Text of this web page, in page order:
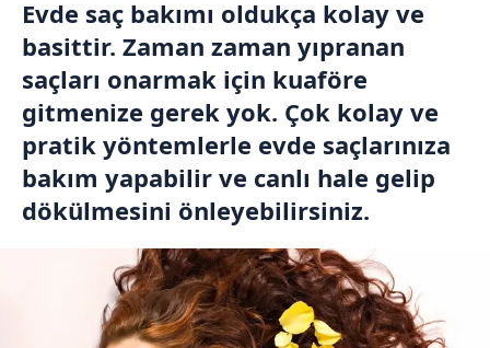
Evde saç bakımı oldukça kolay ve
basittir. Zaman zaman yıpranan
saçları onarmak için kuaföre
gitmenize gerek yok. Çok kolay ve
pratik yöntemlerle evde saçlarınıza
bakım yapabilir ve canlı hale gelip
dökülmesini önleyebilirsiniz.